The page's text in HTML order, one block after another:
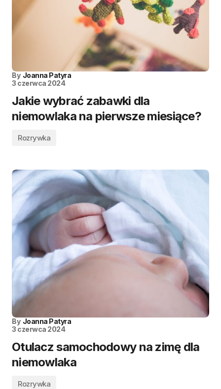
By Joanna Patyra
3 czerwca 2024
Jakie wybrać zabawki dla
niemowlaka na pierwsze miesiące?
Rozrywka
By Joanna Patyra
3 czerwca 2024
Otulacz samochodowy na zimę dla
niemowlaka
Rozrywka